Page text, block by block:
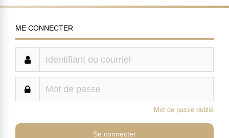
ME CONNECTER
Mot de passe oublié